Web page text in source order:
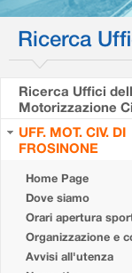
Ricerca
Ricerca Uffici
Motorizzazione
UFF. MOT. CIV. DI
FROSINONE
Home Page
Dove siamo
Orari apertura
Organizzazione e
Avvisi all'utenza